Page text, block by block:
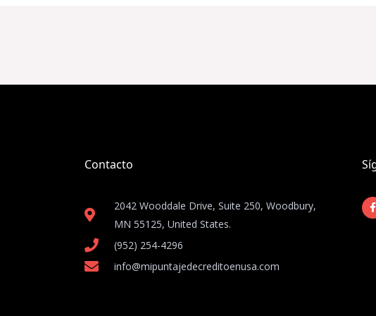
Contacto
2042 Wooddale Drive, Suite 250, Woodbury,
MN 55125, United States​.
(952) 254-4296
info@mipuntajedecreditoenusa.com
a
c